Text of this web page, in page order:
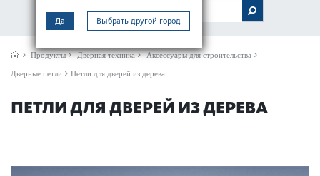
Да Выбрать другой город
МЕНЮ
Продукты Дверная техника Аксессуары для строительства
Дверные петли Петли для дверей из дерева
ПЕТЛИ ДЛЯ ДВЕРЕЙ ИЗ ДЕРЕВА